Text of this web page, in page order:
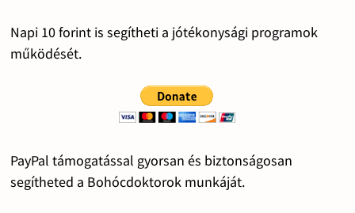
Napi 10 forint is segítheti a jótékonysági programok
működését.
PayPal támogatással gyorsan és biztonságosan
segítheted a Bohócdoktorok munkáját.